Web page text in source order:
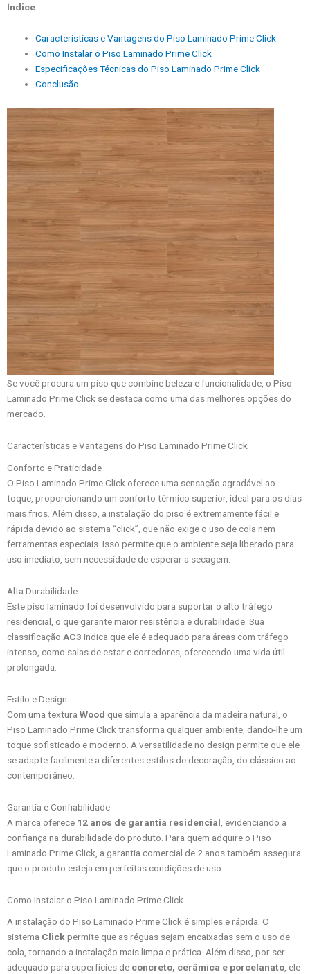
Índice
Características e Vantagens do Piso Laminado Prime Click
Como Instalar o Piso Laminado Prime Click
Especificações Técnicas do Piso Laminado Prime Click
Conclusão
Se você procura um piso que combine beleza e funcionalidade, o Piso
Laminado Prime Click se destaca como uma das melhores opções do
mercado.
Características e Vantagens do Piso Laminado Prime Click
Conforto e Praticidade
O Piso Laminado Prime Click oferece uma sensação agradável ao
toque, proporcionando um conforto térmico superior, ideal para os dias
mais frios. Além disso, a instalação do piso é extremamente fácil e
rápida devido ao sistema “click”, que não exige o uso de cola nem
ferramentas especiais. Isso permite que o ambiente seja liberado para
uso imediato, sem necessidade de esperar a secagem.
Alta Durabilidade
Este piso laminado foi desenvolvido para suportar o alto tráfego
residencial, o que garante maior resistência e durabilidade. Sua
classificação AC3 indica que ele é adequado para áreas com tráfego
intenso, como salas de estar e corredores, oferecendo uma vida útil
prolongada.
Estilo e Design
Com uma textura Wood que simula a aparência da madeira natural, o
Piso Laminado Prime Click transforma qualquer ambiente, dando-lhe um
toque sofisticado e moderno. A versatilidade no design permite que ele
se adapte facilmente a diferentes estilos de decoração, do clássico ao
contemporâneo.
Garantia e Confiabilidade
A marca oferece 12 anos de garantia residencial , evidenciando a
confiança na durabilidade do produto. Para quem adquire o Piso
Laminado Prime Click, a garantia comercial de 2 anos também assegura
que o produto esteja em perfeitas condições de uso.
Como Instalar o Piso Laminado Prime Click
A instalação do Piso Laminado Prime Click é simples e rápida. O
sistema Clickpermite que as réguas sejam encaixadas sem o uso de
cola, tornando a instalação mais limpa e prática. Além disso, por ser
adequado para superfícies de concreto, cerâmica e porcelanato, ele